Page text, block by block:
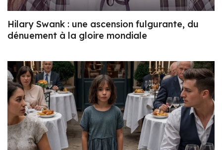
Hilary Swank : une ascension fulgurante, du
dénuement à la gloire mondiale